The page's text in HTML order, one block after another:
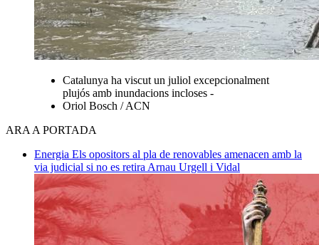
Catalunya ha viscut un juliol excepcionalment
plujós amb inundacions incloses -
Oriol Bosch / ACN
ARA A PORTADA
Energia Els opositors al pla de renovables amenacen amb la
via judicial si no es retira Arnau Urgell i Vidal